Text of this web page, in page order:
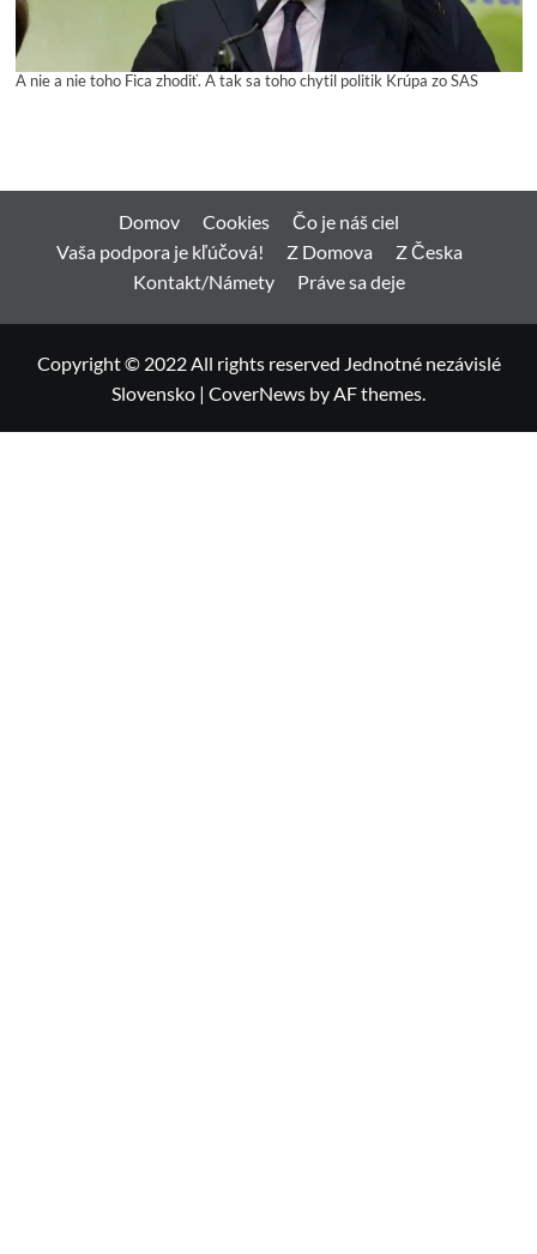
A nie a nie toho Fica zhodiť. A tak sa toho chytil politik Krúpa zo SAS
Domov Cookies
Čo je náš ciel
Vaša podpora je kľúčová!
Z Domova
Z Česka
Kontakt/Námety
Práve sa deje
Copyright © 2022 All rights reserved Jednotné nezávislé
Slovensko | CoverNews by AF themes.